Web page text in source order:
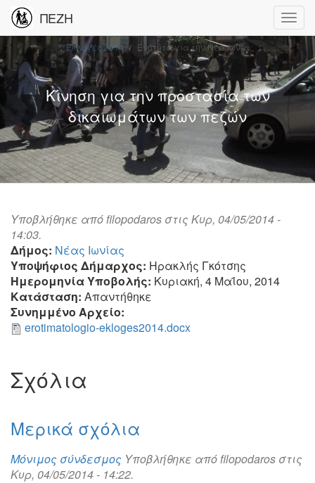
ΠΕΖΗ
Εκλογές 2014 Ενότητα για την Νέα Ιωνία
Κίνηση για την προστασία των
δικαιωμάτων των πεζών
Υποβλήθηκε απόfilopodaros στις Κυρ, 04/05/2014 -
14:03.
Δήμος: Νέας Ιωνίας
Υποψήφιος Δήμαρχος: Ηρακλής Γκότσης
Ημερομηνία Υποβολής: Κυριακή, 4 Μαΐου, 2014
Κατάσταση: Απαντήθηκε
Συνημμένο Αρχείο:
erotimatologio-ekloges2014.docx
Σχόλια
Μερικά σχόλια
Μόνιμος σύνδεσμος Υποβλήθηκε απόfilopodaros στις
Κυρ, 04/05/2014 - 14:22.